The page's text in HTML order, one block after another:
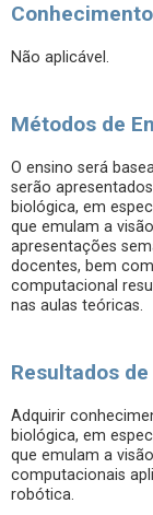
Não aplicável.
Métodos de
O ensino será
serão
biológica, em
que emulam a
apresentações
docentes, bem
computacional
nas aulas teóricas.
Resultados
Adquirir
biológica, em
que emulam a
computacionais
robótica.